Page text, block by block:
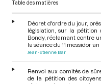
Table des matières
Décret d'ordre du jour,
législation, sur la pétition
Bondy, réclamant contre
la séance du 11 messidor an
Jean-Etienne Bar
Renvoi aux comités de
de la pétition des